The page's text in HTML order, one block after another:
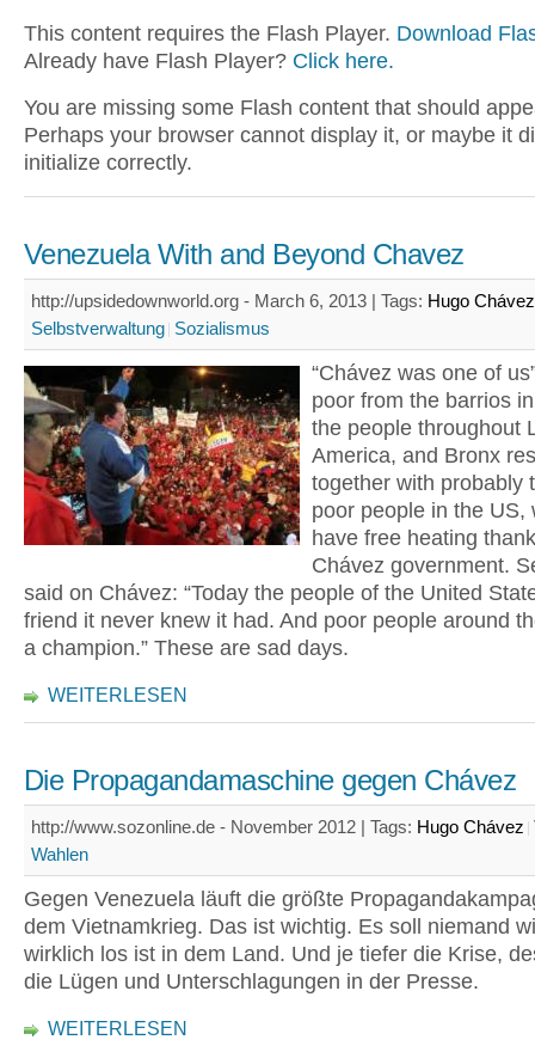
This content requires the Flash Player. Download
Already have Flash Player? Click here.
You are missing some Flash content that should
Perhaps your browser cannot display it, or maybe it
initialize correctly.
Venezuela With and Beyond Chavez
http://upsidedownworld.org - March 6, 2013 | Tags: Hugo Chávez
Selbstverwaltung Sozialismus
“Chávez was one of
poor from the barrios
the people throughout
America, and Bronx
together with probably
poor people in the US,
have free heating
Chávez government.
said on Chávez: “Today the people of the United
friend it never knew it had. And poor people around
a champion.” These are sad days.
WEITERLESEN
Die Propagandamaschine gegen Chávez
http://www.sozonline.de - November 2012 | Tags: Hugo Chávez
Wahlen
Gegen Venezuela läuft die größte
dem Vietnamkrieg. Das ist wichtig. Es soll niemand
wirklich los ist in dem Land. Und je tiefer die Krise,
die Lügen und Unterschlagungen in der Presse.
WEITERLESEN